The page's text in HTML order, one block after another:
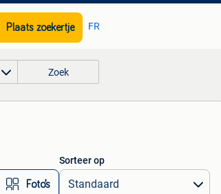
Plaats zoekertje FR
Zoek
Foto’s
Sorteer op